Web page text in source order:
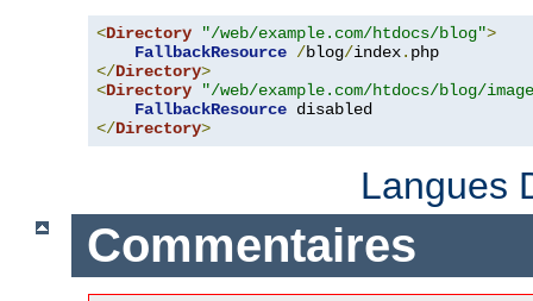
<Directory "/web/example.com/htdocs/blog">
FallbackResource /blog/index.
</Directory>
<Directory
"/web/example.com/htdocs/blog/
FallbackResource
</Directory>
Langues
Commentaires